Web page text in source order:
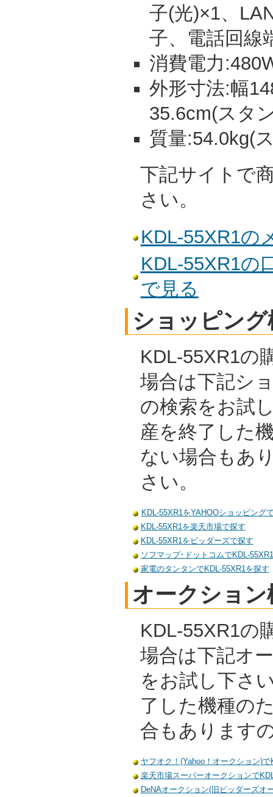
子(光)×1、
子、電話回線
消費電力
外形寸法:幅
35.6cm(スタ
質量:54.0kg(
下記サイトで
さい。
KDL-55XR1の
KDL-55XR1の
で見る
ショッピング
KDL-55XR1の
場合は下記シ
の検索をお試
産を終了した
ない場合もあ
さい。
KDL-55XR1をYAHOOショッピング
KDL-55XR1を楽天市場で探す
KDL-55XR1をビッダーズで探す
ソフマップ･ドットコムでKDL-
家電のタンタンでKDL-55XR1を探す
オークション
KDL-55XR1の
場合は下記オ
をお試し下さ
了した機種の
合もあります
ヤフオク！(Yahoo！オークション)
楽天市場スーパーオークションで
DeNAオークション(旧ビッダーズオ